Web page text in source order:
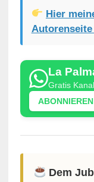
Hier
La
Gratis
ABONNIEREN
Dem